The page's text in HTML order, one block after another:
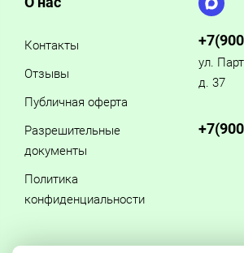
Контакты
Отзывы
Публичная оферта
Разрешительные
документы
Политика
конфиденциальности
ул.
д. 37